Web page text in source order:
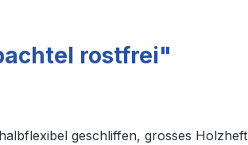
rostfrei"
geschliffen, grosses Holzheft